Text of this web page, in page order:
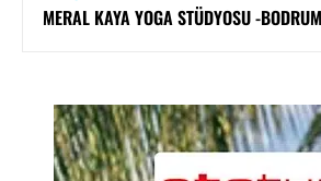
MERAL KAYA YOGA STÜDYOSU -BODRUM